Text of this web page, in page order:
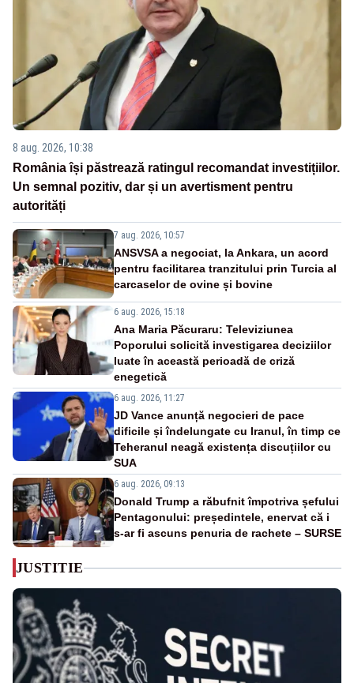
8 aug. 2026, 10:38
România își păstrează ratingul recomandat investițiilor.
Un semnal pozitiv, dar și un avertisment pentru
autorități
7 aug. 2026, 10:57
ANSVSA a negociat, la Ankara, un acord
pentru facilitarea tranzitului prin Turcia al
carcaselor de ovine și bovine
6 aug. 2026, 15:18
Ana Maria Păcuraru: Televiziunea
Poporului solicită investigarea deciziilor
luate în această perioadă de criză
enegetică
6 aug. 2026, 11:27
JD Vance anunță negocieri de pace
dificile și îndelungate cu Iranul, în timp ce
Teheranul neagă existența discuțiilor cu
SUA
6 aug. 2026, 09:13
Donald Trump a răbufnit împotriva șefului
Pentagonului: președintele, enervat că i
s-ar fi ascuns penuria de rachete – SURSE
JUSTITIE